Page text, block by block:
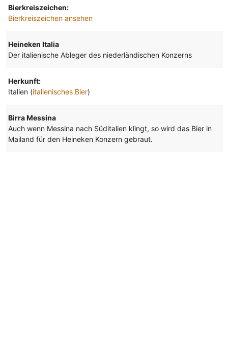
Bierkreiszeichen:
Bierkreiszeichen ansehen
Heineken Italia
Der italienische Ableger des niederländischen Konzerns
Herkunft:
Italien (italienisches Bier)
Birra Messina
Auch wenn Messina nach Süditalien klingt, so wird das Bier in
Mailand für den Heineken Konzern gebraut.